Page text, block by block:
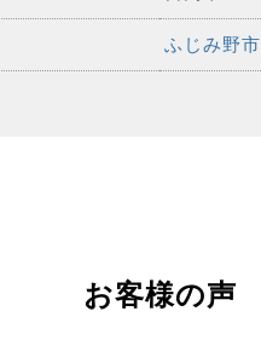
ふじみ野市
お客様の声